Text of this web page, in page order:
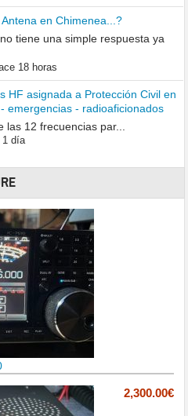
en Chimenea...?
tiene una simple respuesta ya
18 horas
HF asignada a Protección Civil en
emergencias - radioaficionados
las 12 frecuencias par...
1 día
2,300.00€